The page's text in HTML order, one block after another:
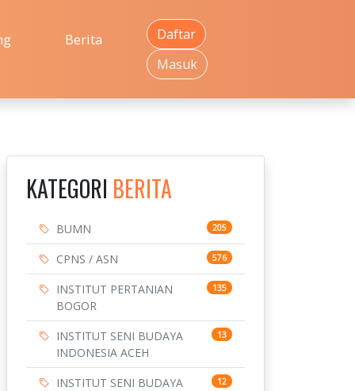
Berita
Daftar
Masuk
KATEGORI BERITA
BUMN 205
CPNS / ASN 576
INSTITUT PERTANIAN
BOGOR
135
INSTITUT SENI BUDAYA
INDONESIA ACEH
13
INSTITUT SENI BUDAYA
12